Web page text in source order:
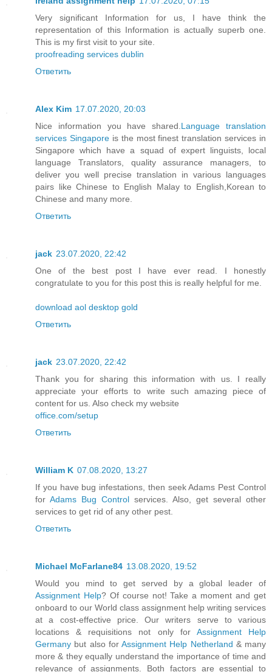
Very significant Information for us, I have think the
representation of this Information is actually superb one.
This is my first visit to your site.
proofreading services dublin
Ответить
Alex Kim 17.07.2020, 20:03
Nice information you have shared. Language translation
services Singaporeis the most finest translation services in
Singapore which have a squad of expert linguists, local
language Translators, quality assurance managers, to
deliver you well precise translation in various languages
pairs like Chinese to English Malay to English,Korean to
Chinese and many more.
Ответить
jack 23.07.2020, 22:42
One of the best post I have ever read. I honestly
congratulate to you for this post this is really helpful for me.
download aol desktop gold
Ответить
jack 23.07.2020, 22:42
Thank you for sharing this information with us. I really
appreciate your efforts to write such amazing piece of
content for us. Also check my website
office.com/setup
Ответить
William K 07.08.2020, 13:27
If you have bug infestations, then seek Adams Pest Control
for Adams Bug Control services. Also, get several other
services to get rid of any other pest.
Ответить
Michael McFarlane84 13.08.2020, 19:52
Would you mind to get served by a global leader of
Assignment Help? Of course not! Take a moment and get
onboard to our World class assignment help writing services
at a cost-effective price. Our writers serve to various
locations & requisitions not only for Assignment Help
Germany but also for Assignment Help Netherland & many
more & they equally understand the importance of time and
relevance of assignments. Both factors are essential to